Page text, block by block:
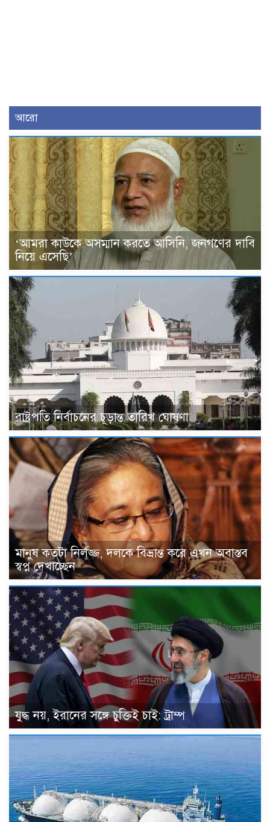
আরো
‘আমরা কাউকে অসম্মান করতে আসিনি, জনগণের দাবি
নিয়ে এসেছি’
রাষ্ট্রপতি নির্বাচনের চূড়ান্ত তারিখ ঘোষণা
মানুষ কতটা নির্লজ্জ, দলকে বিভ্রান্ত করে এখন অবাস্তব
স্বপ্ন দেখাচ্ছেন
যুদ্ধ নয়, ইরানের সঙ্গে চুক্তিই চাই: ট্রাম্প